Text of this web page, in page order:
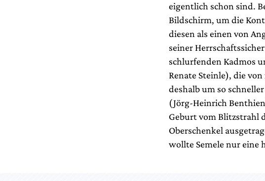
eigentlich schon sind.
Bildschirm, um die
diesen als einen von
seiner
schlurfenden Kadmos
Renate Steinle), die
deshalb um so
(Jörg-Heinrich
Geburt vom Blitzstrahl
Oberschenkel
wollte Semele nur eine